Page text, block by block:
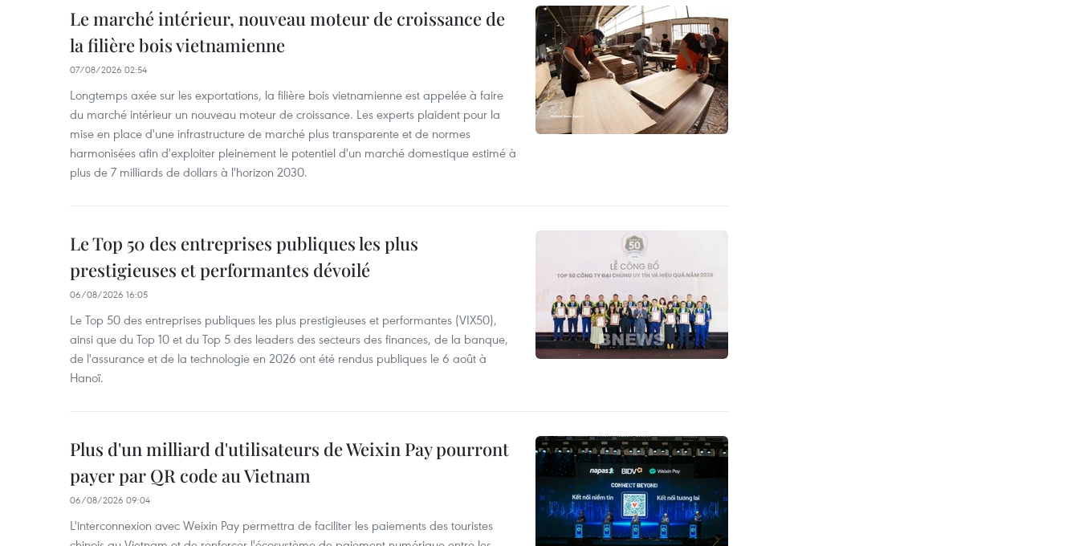
Le marché intérieur, nouveau moteur de croissance de
la filière bois vietnamienne
07/08/2026 02:54
Longtemps axée sur les exportations, la filière bois vietnamienne est appelée à faire
du marché intérieur un nouveau moteur de croissance. Les experts plaident pour la
mise en place d'une infrastructure de marché plus transparente et de normes
harmonisées afin d'exploiter pleinement le potentiel d'un marché domestique estimé à
plus de 7 milliards de dollars à l'horizon 2030.
Le Top 50 des entreprises publiques les plus
prestigieuses et performantes dévoilé
06/08/2026 16:05
Le Top 50 des entreprises publiques les plus prestigieuses et performantes (VIX50),
ainsi que du Top 10 et du Top 5 des leaders des secteurs des finances, de la banque,
de l'assurance et de la technologie en 2026 ont été rendus publiques le 6 août à
Hanoï.
Plus d'un milliard d'utilisateurs de Weixin Pay pourront
payer par QR code au Vietnam
06/08/2026 09:04
L'interconnexion avec Weixin Pay permettra de faciliter les paiements des touristes